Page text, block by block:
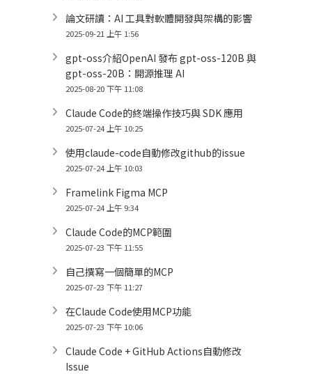
論文研讀：AI 工具對軟體開發與架構的影響
2025-09-21 上午 1:56
gpt-oss介紹OpenAI 發布 gpt-oss-120B 與
gpt-oss-20B：開源推理 AI
2025-08-20 下午 11:08
Claude Code的終端操作技巧與 SDK 應用
2025-07-24 上午 10:25
使用claude-code自動修改github的issue
2025-07-24 上午 10:03
Framelink Figma MCP
2025-07-24 上午 9:34
Claude Code的MCP範圍
2025-07-23 下午 11:55
自己撰寫一個簡單的MCP
2025-07-23 下午 11:27
在Claude Code使用MCP功能
2025-07-23 下午 10:06
Claude Code + GitHub Actions自動修改
Issue